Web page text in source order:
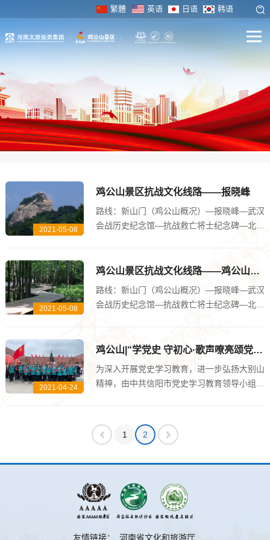
繁體 英语 日语 韩语
2021-05-08
鸡公山景区抗战文化线路——报晓峰
路线：新山门（鸡公山概况）—报晓峰—武汉
会战历史纪念馆—抗战救亡将士纪念碑—北岗
看，酷似一只引颈啼鸣的雄鸡，所以当地人...
2021-05-08
鸡公山景区抗战文化线路——鸡公山概况
路线：新山门（鸡公山概况）—报晓峰—武汉
会战历史纪念馆—抗战救亡将士纪念碑—北岗
关...
2021-04-24
鸡公山|“学党史 守初心·歌声嘹亮颂党恩”主题活动正式启动
为深入开展党史学习教育，进一步弘扬大别山
精神，由中共信阳市党史学习教育领导小组办
祝中国共产党成立100周年“学党史 守...
1
2
友情链接： 河南省文化和旅游厅